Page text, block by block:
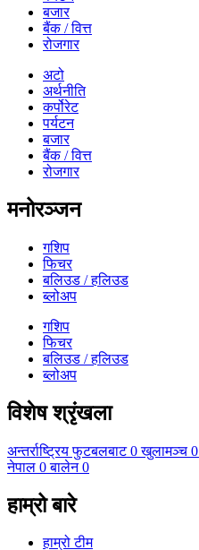
बजार
बैंक / वित्त
रोजगार
अटो
अर्थनीति
कर्पोरेट
पर्यटन
बजार
बैंक / वित्त
रोजगार
मनोरञ्जन
गशिप
फिचर
बलिउड / हलिउड
ब्लोअप
गशिप
फिचर
बलिउड / हलिउड
ब्लोअप
विशेष श्रृंखला
अन्तर्राष्ट्रिय फुटबलबाट 0 खुलामञ्च 0
नेपाल 0 बालेन 0
हाम्रो बारे
हाम्रो टीम